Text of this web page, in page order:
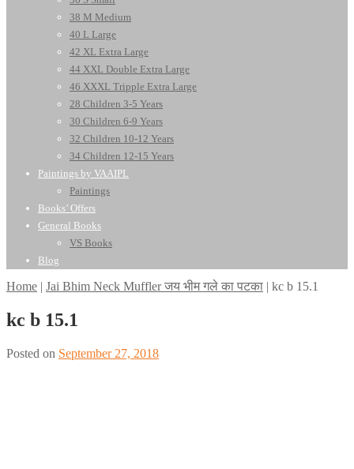
38 M Medium
40 L Large
42 XL Extra Large
44 XXL Double Extra Large
46 XXXL Tripple Extra Large
28 Children 3-5 Years
30 Children 6-9 Years
32 Children 10-12 Years
34 Children 12-15 Years
Paintings by VAAIPL
Paintings
Books’ Offers
General Books
VS Books
Blog
Home | Jai Bhim Neck Muffler जय भीम गले का पटका | kc b 15.1
kc b 15.1
Posted on September 27, 2018